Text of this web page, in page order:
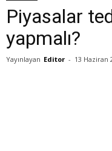
Piyasalar
yapmalı?
Yayınlayan Editor - 13 Haziran